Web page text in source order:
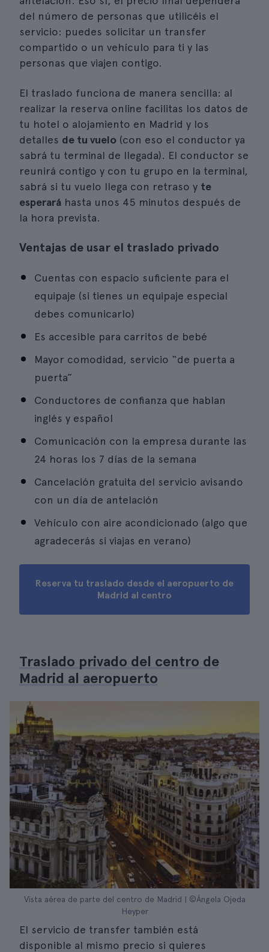
del número de personas que utilicéis el
servicio: puedes solicitar un transfer
compartido o un vehículo para ti y las
personas que viajen contigo.
El traslado funciona de manera sencilla: al
realizar la reserva online facilitas los datos de
tu hotel o alojamiento en Madrid y los
detalles de tu vuelo (con eso el conductor ya
sabrá tu terminal de llegada). El conductor se
reunirá contigo y con tu grupo en la terminal,
sabrá si tu vuelo llega con retraso y te
esperará hasta unos 45 minutos después de
la hora prevista.
Ventajas de usar el traslado privado
Cuentas con espacio suficiente para el
equipaje (si tienes un equipaje especial
debes comunicarlo)
Es accesible para carritos de bebé
Mayor comodidad, servicio “de puerta a
puerta”
Conductores de confianza que hablan
inglés y español
Comunicación con la empresa durante las
24 horas los 7 días de la semana
Cancelación gratuita del servicio avisando
con un día de antelación
Vehículo con aire acondicionado (algo que
agradecerás si viajas en verano)
Reserva tu traslado desde el aeropuerto de
Madrid al centro
Traslado privado del centro de
Madrid al aeropuerto
Vista aérea de parte del centro de Madrid | ©Ángela Ojeda
Heyper
El servicio de transfer también está
disponible al mismo precio si quieres